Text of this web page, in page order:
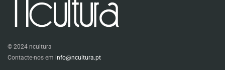
© 2024 ncultura
Contacte-nos em info@ncultura.pt